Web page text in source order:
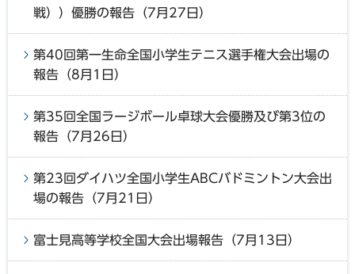
戦））優勝の報告（7月27日）
第40回第一生命全国小学生テニス選手権大会出場の
報告（8月1日）
第35回全国ラージボール卓球大会優勝及び第3位の
報告（7月26日）
第23回ダイハツ全国小学生ABCバドミントン大会出
場の報告（7月21日）
富士見高等学校全国大会出場報告（7月13日）